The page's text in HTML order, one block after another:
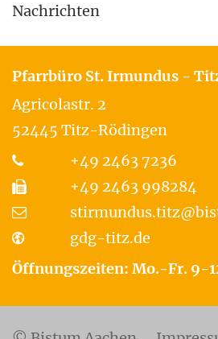
Nachrichten
Pfarrbüro St. Irmundus -
Agricolastr. 2
52445 Titz-Rödingen
+49 2463 7236
+49 2463 998284
gdg-titz.de
Öffnungszeiten: Mo.-Fr. 9-